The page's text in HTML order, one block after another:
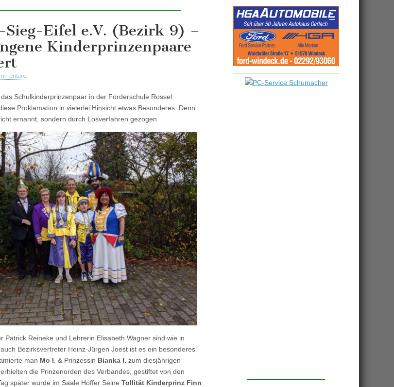
Sieg-Eifel e.V. (Bezirk 9) –
Kinderprinzenpaare
Schulkinderprinzenpaar in der Förderschule Rossel
Proklamation in vielerlei Hinsicht etwas Besonderes. Denn
ernannt, sondern durch Losverfahren gezogen.
Patrick Reineke und Lehrerin Elisabeth Wagner sind wie in
Bezirksvertreter Heinz-Jürgen Joest ist es ein besonderes
man Mo I . & Prinzessin Bianka I. zum diesjährigen
die Prinzenorden des Verbandes, gestiftet von den
später wurde im Saale Höffer Seine Tollität Kinderprinz Finn